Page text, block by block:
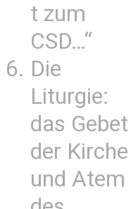
t zum
CSD…“
Die
Liturgie:
das Gebet
der Kirche
und Atem